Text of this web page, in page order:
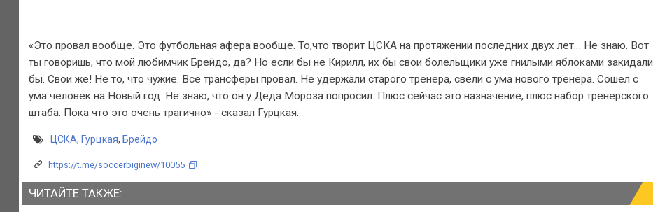
«Это провал вообще. Это футбольная афера вообще. То,что творит ЦСКА на протяжении последних двух лет… Не знаю. Вот
ты говоришь, что мой любимчик Брейдо, да? Но если бы не Кирилл, их бы свои болельщики уже гнилыми яблоками закидали
бы. Свои же! Не то, что чужие. Все трансферы провал. Не удержали старого тренера, свели с ума нового тренера. Сошел с
ума человек на Новый год. Не знаю, что он у Деда Мороза попросил. Плюс сейчас это назначение, плюс набор тренерского
штаба. Пока что это очень трагично» - сказал Гурцкая.
ЦСКА, Гурцкая, Брейдо
https://t.me/soccerbiginew/10055
ЧИТАЙТЕ ТАКЖЕ: